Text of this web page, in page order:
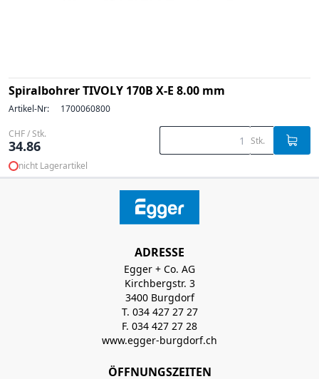
Spiralbohrer TIVOLY 170B X-E 8.00 mm
Artikel-Nr: 1700060800
CHF / Stk.
34.86 Stk.
nicht Lagerartikel
ADRESSE
Egger + Co. AG
Kirchbergstr. 3
3400 Burgdorf
T. 034 427 27 27
F. 034 427 27 28
www.egger-burgdorf.ch
ÖFFNUNGSZEITEN